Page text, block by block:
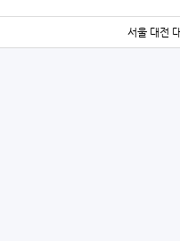
서울 대전